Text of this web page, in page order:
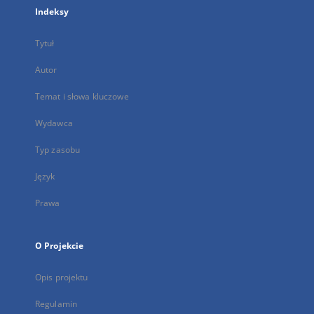
Indeksy
Tytuł
Autor
Temat i słowa kluczowe
Wydawca
Typ zasobu
Język
Prawa
O Projekcie
Opis projektu
Regulamin